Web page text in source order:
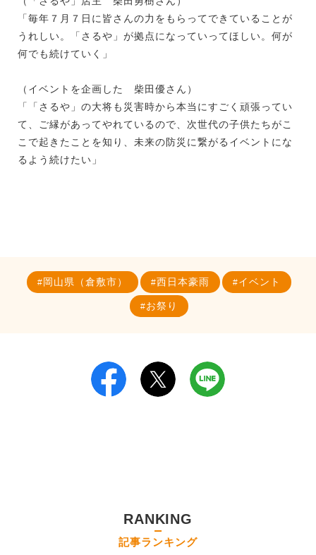
「毎年７月７日に皆さんの力をもらってできていることが
うれしい。「さるや」が拠点になっていってほしい。何が
何でも続けていく」
（イベントを企画した 柴田優さん）
「「さるや」の大将も災害時から本当にすごく頑張ってい
て、ご縁があってやれているので、次世代の子供たちがこ
こで起きたことを知り、未来の防災に繋がるイベントにな
るよう続けたい」
岡山県（倉敷市） 西日本豪雨 イベント
お祭り
RANKING
記事ランキング